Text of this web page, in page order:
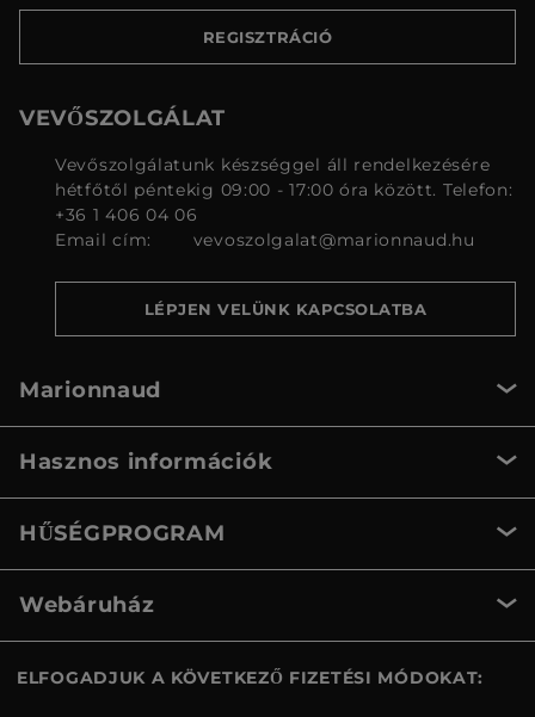
REGISZTRÁCIÓ
VEVŐSZOLGÁLAT
Vevőszolgálatunk készséggel áll rendelkezésére
hétfőtől péntekig 09:00 - 17:00 óra között. Telefon:
+36 1 406 04 06
Email cím:
vevoszolgalat@marionnaud.hu
LÉPJEN VELÜNK KAPCSOLATBA
Marionnaud
Hasznos információk
HŰSÉGPROGRAM
Webáruház
ELFOGADJUK A KÖVETKEZŐ FIZETÉSI MÓDOKAT: